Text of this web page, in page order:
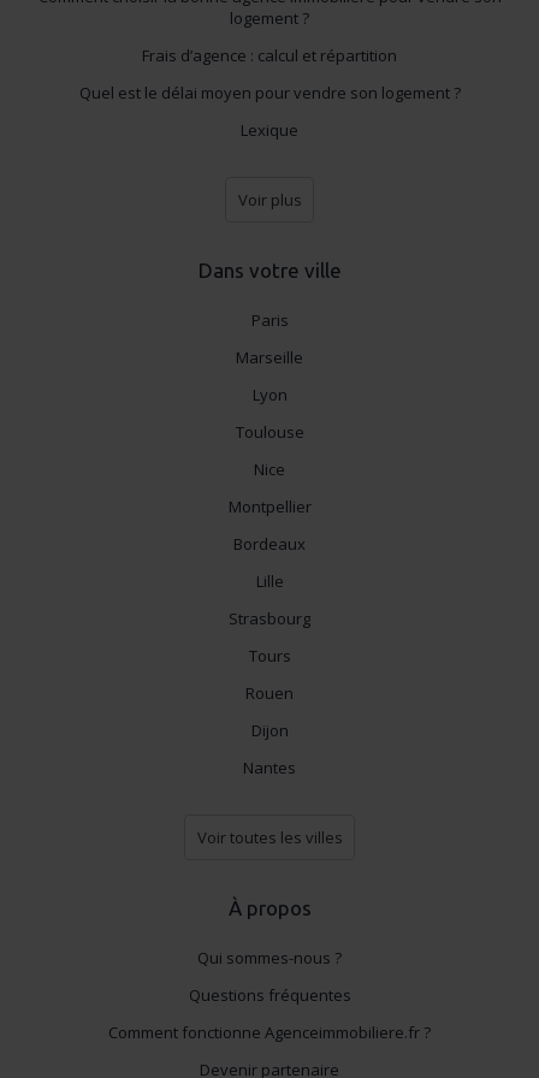
logement ?
Frais d’agence : calcul et répartition
Quel est le délai moyen pour vendre son logement ?
Lexique
Voir plus
Dans votre ville
Paris
Marseille
Lyon
Toulouse
Nice
Montpellier
Bordeaux
Lille
Strasbourg
Tours
Rouen
Dijon
Nantes
Voir toutes les villes
À propos
Qui sommes-nous ?
Questions fréquentes
Comment fonctionne Agenceimmobiliere.fr ?
Devenir partenaire